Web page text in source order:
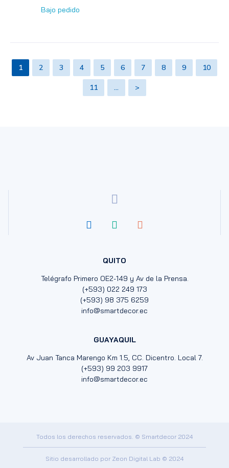
Bajo pedido
1 2 3 4 5 6 7 8 9 10
11 … >
QUITO
Telégrafo Primero OE2-149 y Av de la Prensa.
(+593) 022 249 173
(+593) 98 375 6259
info@smartdecor.ec
GUAYAQUIL
Av Juan Tanca Marengo Km 1.5, CC. Dicentro. Local 7.
(+593) 99 203 9917
info@smartdecor.ec
Sitio desarrollado por Zeon Digital Lab © 2024
Todos los derechos reservados. © Smartdecor 2024